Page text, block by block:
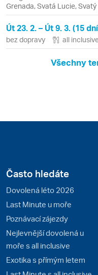
Grenada, Svatá Lucie,
Vincenc a Grenadiny
Út 23. 2. – Út 9. 3. (15
bez dopravy all
Všechny
Často hledáte
Dovolená léto 2026
Last Minute u moře
Poznávací zájezdy
Nejlevnější dovolená u
moře s all inclusive
Exotika s přímým letem